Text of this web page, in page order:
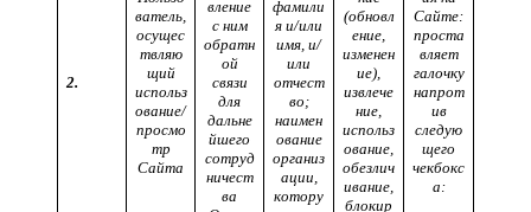
2.
ватель,
осущес
твляю
щий
использ
ование/
просмо
тр
Сайта
вление
с ним
обратн
ой
связи
для
дальне
йшего
сотруд
ничест
ва
фамили
я и/или
имя, и/
или
отчест
во;
наимен
ование
организ
ации,
котору
(обновл
ение,
изменен
ие),
извлече
ние,
использ
ование,
обезлич
ивание,
блокир
Сайте:
проста
вляет
галочку
напрот
ив
следую
щего
чекбокс
а: